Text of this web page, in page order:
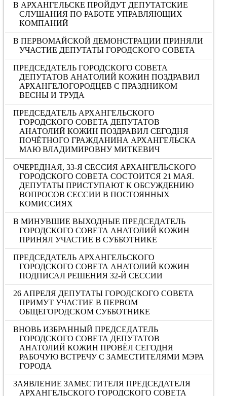
В АРХАНГЕЛЬСКЕ ПРОЙДУТ ДЕПУТАТСКИЕ
СЛУШАНИЯ ПО РАБОТЕ УПРАВЛЯЮЩИХ
КОМПАНИЙ
В ПЕРВОМАЙСКОЙ ДЕМОНСТРАЦИИ ПРИНЯЛИ
УЧАСТИЕ ДЕПУТАТЫ ГОРОДСКОГО СОВЕТА
ПРЕДСЕДАТЕЛЬ ГОРОДСКОГО СОВЕТА
ДЕПУТАТОВ АНАТОЛИЙ КОЖИН ПОЗДРАВИЛ
АРХАНГЕЛОГОРОДЦЕВ С ПРАЗДНИКОМ
ВЕСНЫ И ТРУДА
ПРЕДСЕДАТЕЛЬ АРХАНГЕЛЬСКОГО
ГОРОДСКОГО СОВЕТА ДЕПУТАТОВ
АНАТОЛИЙ КОЖИН ПОЗДРАВИЛ СЕГОДНЯ
ПОЧЁТНОГО ГРАЖДАНИНА АРХАНГЕЛЬСКА
МАЮ ВЛАДИМИРОВНУ МИТКЕВИЧ
ОЧЕРЕДНАЯ, 33-Я СЕССИЯ АРХАНГЕЛЬСКОГО
ГОРОДСКОГО СОВЕТА СОСТОИТСЯ 21 МАЯ.
ДЕПУТАТЫ ПРИСТУПАЮТ К ОБСУЖДЕНИЮ
ВОПРОСОВ СЕССИИ В ПОСТОЯННЫХ
КОМИССИЯХ
В МИНУВШИЕ ВЫХОДНЫЕ ПРЕДСЕДАТЕЛЬ
ГОРОДСКОГО СОВЕТА АНАТОЛИЙ КОЖИН
ПРИНЯЛ УЧАСТИЕ В СУББОТНИКЕ
ПРЕДСЕДАТЕЛЬ АРХАНГЕЛЬСКОГО
ГОРОДСКОГО СОВЕТА АНАТОЛИЙ КОЖИН
ПОДПИСАЛ РЕШЕНИЯ 32-Й СЕССИИ
26 АПРЕЛЯ ДЕПУТАТЫ ГОРОДСКОГО СОВЕТА
ПРИМУТ УЧАСТИЕ В ПЕРВОМ
ОБЩЕГОРОДСКОМ СУББОТНИКЕ
ВНОВЬ ИЗБРАННЫЙ ПРЕДСЕДАТЕЛЬ
ГОРОДСКОГО СОВЕТА ДЕПУТАТОВ
АНАТОЛИЙ КОЖИН ПРОВЁЛ СЕГОДНЯ
РАБОЧУЮ ВСТРЕЧУ С ЗАМЕСТИТЕЛЯМИ МЭРА
ГОРОДА
ЗАЯВЛЕНИЕ ЗАМЕСТИТЕЛЯ ПРЕДСЕДАТЕЛЯ
АРХАНГЕЛЬСКОГО ГОРОДСКОГО СОВЕТА